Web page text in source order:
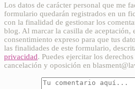
Los datos de carácter personal que me
formulario quedarán registrados en un
con la finalidad de gestionar los
blog. Al marcar la casilla de aceptación,
consentimiento expreso para que tus
las finalidades de este formulario,
privacidad. Puedes ejercitar los
cancelación y oposición en